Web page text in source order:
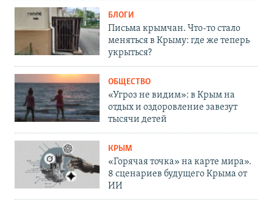
БЛОГИ
Письма крымчан. Что-то стало
меняться в Крыму: где же теперь
укрыться?
ОБЩЕСТВО
«Угроз не видим»: в Крым на
отдых и оздоровление завезут
тысячи детей
КРЫМ
«Горячая точка» на карте мира».
8 сценариев будущего Крыма от
ИИ